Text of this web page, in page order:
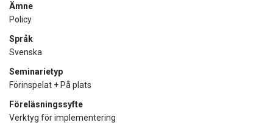
Ämne
Policy
Språk
Svenska
Seminarietyp
Förinspelat + På plats
Föreläsningssyfte
Verktyg för implementering